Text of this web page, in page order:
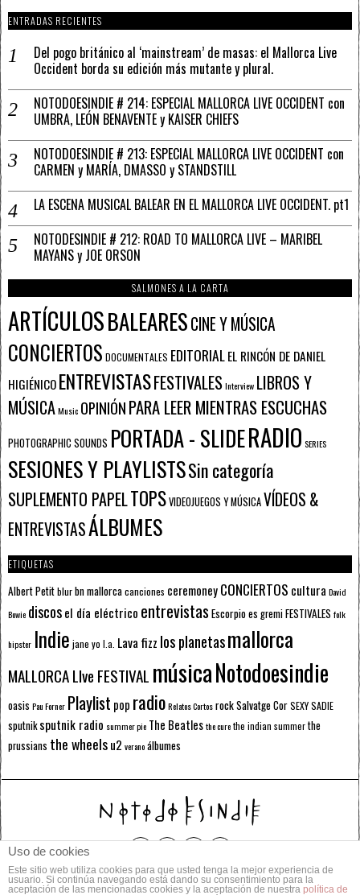
ENTRADAS RECIENTES
Del pogo británico al ‘mainstream’ de masas: el Mallorca Live
Occident borda su edición más mutante y plural.
NOTODOESINDIE # 214: ESPECIAL MALLORCA LIVE OCCIDENT con
UMBRA, LEÓN BENAVENTE y KAISER CHIEFS
NOTODOESINDIE # 213: ESPECIAL MALLORCA LIVE OCCIDENT con
CARMEN y MARÍA, DMASSO y STANDSTILL
LA ESCENA MUSICAL BALEAR EN EL MALLORCA LIVE OCCIDENT. pt1
NOTODESINDIE # 212: ROAD TO MALLORCA LIVE – MARIBEL
MAYANS y JOE ORSON
SALMONES A LA CARTA
ARTÍCULOSBALEARESCINE Y MÚSICA
CONCIERTOS DOCUMENTALES EDITORIALEL RINCÓN DE DANIEL
HIGIÉNICOENTREVISTASFESTIVALESInterview LIBROS Y
MÚSICAMusic OPINIÓNPARA LEER MIENTRAS ESCUCHAS
PHOTOGRAPHIC SOUNDS PORTADA - SLIDERADIO SERIES
SESIONES Y PLAYLISTSSin categoría
SUPLEMENTO PAPELTOPSVIDEOJUEGOS Y MÚSICAVÍDEOS &
ENTREVISTASÁLBUMES
ETIQUETAS
Albert Petitblurbn mallorcacanciones ceremoneyCONCIERTOS cultura David
Bowie discosel día eléctrico entrevistas Escorpioes gremiFESTIVALES folk
hipster Indie jane yo l.a. Lava fizz los planetasmallorca
MALLORCA LIve FESTIVAL músicaNotodoesindie
oasis Pau Forner Playlist pop radioRelatos CortosrockSalvatge CorSEXY SADIE
sputnik sputnik radio summer pie The Beatlesthe curethe indian summerthe
prussians the wheelsu2 veranoálbumes
© 2014 Todos los derechos reservados.
Uso de cookies
Este sitio web utiliza cookies para que usted tenga la mejor experiencia de
usuario. Si continúa navegando está dando su consentimiento para la
aceptación de las mencionadas cookies y la aceptación de nuestra política de